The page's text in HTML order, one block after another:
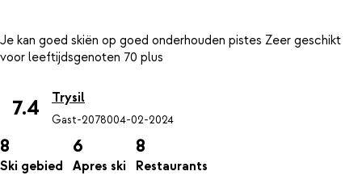
Je kan goed skiën op goed onderhouden pistes Zeer geschikt
7.4 Trysil
Gast-2078004-02-2024
8
Ski gebied
6
Apres ski
8
Restaurants